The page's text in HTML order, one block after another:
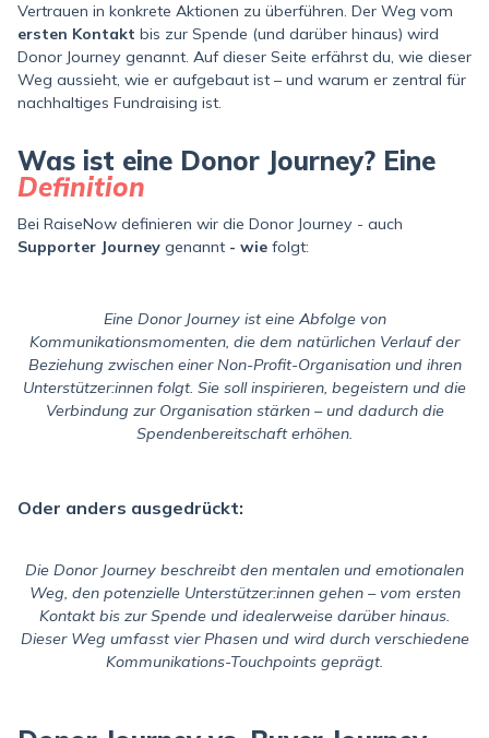
Vertrauen in konkrete Aktionen zu überführen. Der Weg vom
ersten Kontakt bis zur Spende (und darüber hinaus) wird
Donor Journey genannt. Auf dieser Seite erfährst du, wie dieser
Weg aussieht, wie er aufgebaut ist – und warum er zentral für
nachhaltiges Fundraising ist.
Was ist eine Donor Journey? Eine
Definition
Bei RaiseNow definieren wir die Donor Journey - auch
Supporter Journey genannt - wie folgt:
Eine Donor Journey ist eine Abfolge von
Kommunikationsmomenten, die dem natürlichen Verlauf der
Beziehung zwischen einer Non-Profit-Organisation und ihren
Unterstützer:innen folgt. Sie soll inspirieren, begeistern und die
Verbindung zur Organisation stärken – und dadurch die
Spendenbereitschaft erhöhen.
Oder anders ausgedrückt:
Die Donor Journey beschreibt den mentalen und emotionalen
Weg, den potenzielle Unterstützer:innen gehen – vom ersten
Kontakt bis zur Spende und idealerweise darüber hinaus.
Dieser Weg umfasst vier Phasen und wird durch verschiedene
Kommunikations-Touchpoints geprägt.